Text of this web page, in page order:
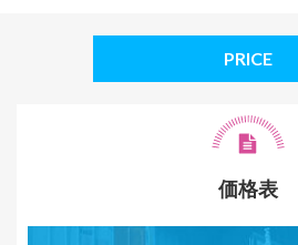
PRICE
価格表